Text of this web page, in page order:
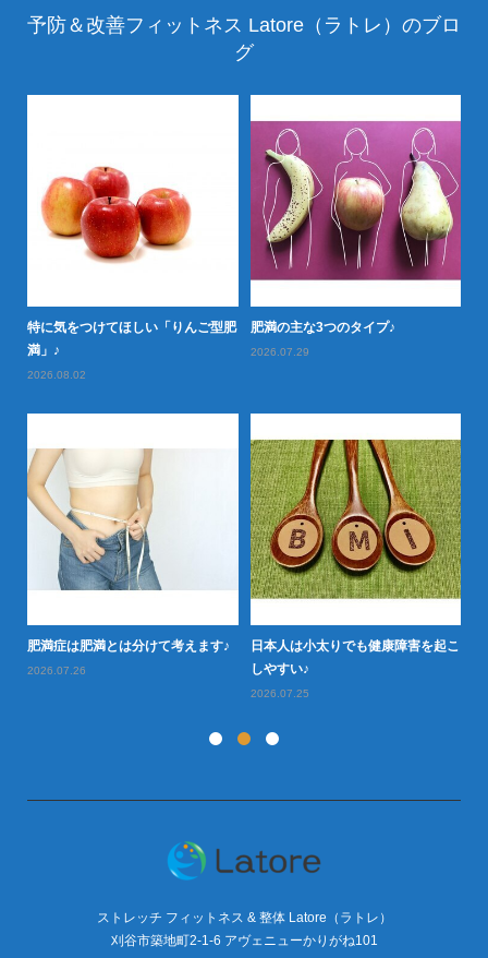
予防＆改善フィットネス Latore（ラトレ）のブロ
グ
特に気をつけてほしい「りんご型肥
満」♪
2026.08.02
肥満の主な3つのタイプ♪
2026.07.29
肥満症は肥満とは分けて考えます♪
2026.07.26
日本人は小太りでも健康障害を起こ
しやすい♪
2026.07.25
ストレッチ フィットネス & 整体 Latore（ラトレ）
刈谷市築地町2-1-6 アヴェニューかりがね101